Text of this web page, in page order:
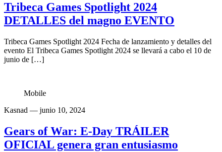
Tribeca Games Spotlight 2024
DETALLES del magno EVENTO
Tribeca Games Spotlight 2024 Fecha de lanzamiento y detalles del
evento El Tribeca Games Spotlight 2024 se llevará a cabo el 10 de
junio de […]
Mobile
Kasnad — junio 10, 2024
Gears of War: E-Day TRÁILER
OFICIAL genera gran entusiasmo